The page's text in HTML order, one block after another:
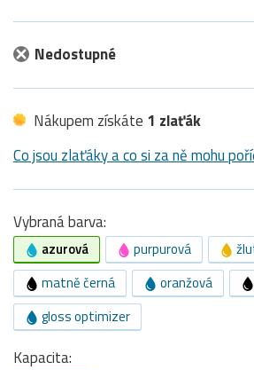
Nedostupné
Nákupem získáte 1 zlaťák
Co jsou zlaťáky a co si za ně mohu
Vybraná barva:
azurová purpurová
matně černá
oranžová
gloss optimizer
Kapacita: